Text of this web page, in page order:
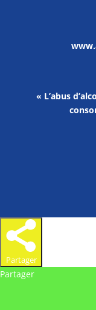
« L’abus
Partager
Partager